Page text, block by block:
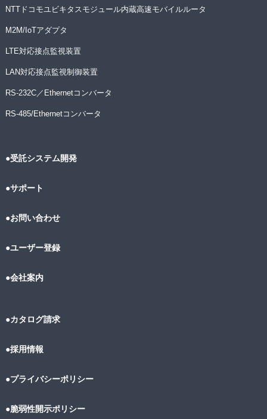
NTTドコモユビキタスモジュール内蔵高速モバイルルータ
M2M/IoTアダプタ
LTE対応接点監視装置
LAN対応接点監視制御装置
RS-232C／Ethernetコンバータ
RS-485/Ethernetコンバータ
●受託システム開発
●サポート
●お問い合わせ
●ユーザー登録
●会社案内
●カタログ請求
●採用情報
●プライバシーポリシー
●脆弱性開示ポリシー